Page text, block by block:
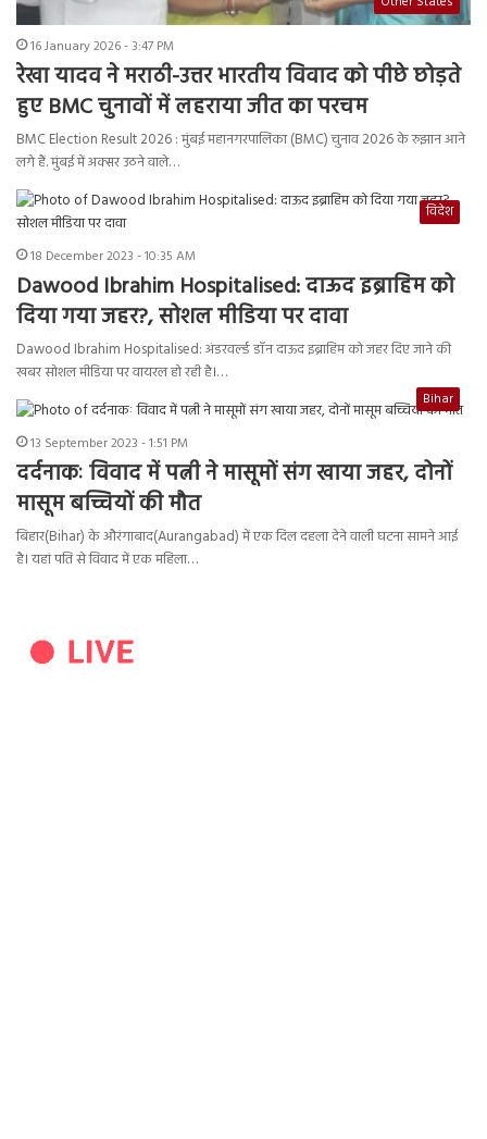
16 January 2026 - 3:47 PM
रेखा यादव ने मराठी-उत्तर भारतीय विवाद को पीछे छोड़ते
हुए BMC चुनावों में लहराया जीत का परचम
BMC Election Result 2026 : मुंबई महानगरपालिका (BMC) चुनाव 2026 के रुझान आने
लगे हैं. मुंबई में अक्सर उठने वाले…
विदेश
18 December 2023 - 10:35 AM
Dawood Ibrahim Hospitalised: दाऊद इब्राहिम को
दिया गया जहर?, सोशल मीडिया पर दावा
Dawood Ibrahim Hospitalised: अंडरवर्ल्ड डॉन दाऊद इब्राहिम को जहर दिए जाने की
खबर सोशल मीडिया पर वायरल हो रही है।…
Bihar
13 September 2023 - 1:51 PM
दर्दनाकः विवाद में पत्नी ने मासूमों संग खाया जहर, दोनों
मासूम बच्चियों की मौत
बिहार(Bihar) के औरंगाबाद(Aurangabad) में एक दिल दहला देने वाली घटना सामने आई
है। यहां पति से विवाद में एक महिला…